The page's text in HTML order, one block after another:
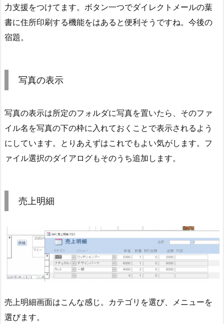
力支援をつけてます。ボタン一つでダイレクトメールの葉
書に住所印刷する機能をはあると便利そうですね。今後の
宿題。
写真の表示
写真の表示は所定のフォルダに写真を置いたら、そのファ
イル名を写真の下の枠に入れておくことで表示されるよう
にしています。とりあえずはこれでもよい気がします。フ
ァイル選択のダイアログもそのうち追加します。
売上明細
売上明細画面はこんな感じ。カテゴリを選び、メニューを
選びます。